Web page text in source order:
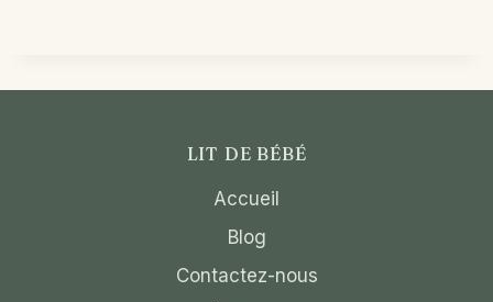
LIT DE BÉBÉ
Accueil
Blog
Contactez-nous